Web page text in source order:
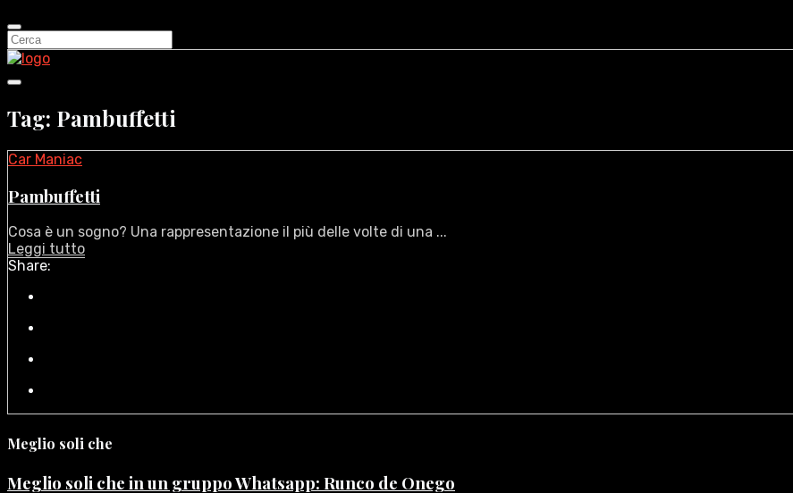
Tag: Pambuffetti
Car Maniac
Pambuffetti
Cosa è un sogno? Una rappresentazione il più delle volte di una ...
Leggi tutto
Share:
Meglio soli che
Meglio soli che in un gruppo Whatsapp: Runco de Onego